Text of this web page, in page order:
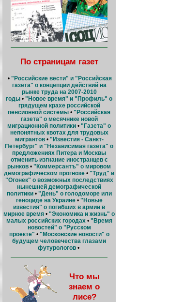
По страницам газет
• "Российские вести" и "Российская
газета" о концепции действий на
рынке труда на 2007-2010
годы • "Новое время" и "Профиль" о
грядущем крахе российской
пенсионной системы • "Российская
газета" о месячнике новой
миграционной политики • "Газета" о
непонятных квотах для трудовых
мигрантов• "Известия - Санкт-
Петербург" и "Независимая газета" о
предложениях Питера и Москвы
отменить изгнание иностранцев с
рынков • "Коммерсантъ" о мировом
демографическом прогнозе • "Труд" и
"Огонек" о возможных последствиях
нынешней демографической
политики• "День" о голодоморе или
геноциде на Украине• "Новые
известия" о погибших в армии в
мирное время • "Экономика и жизнь" о
малых российских городах• "Время
новостей" о "Русском
проекте" •"Московские новости" о
будущем человечества глазами
футурологов•
Что мы
знаем о
лисе?